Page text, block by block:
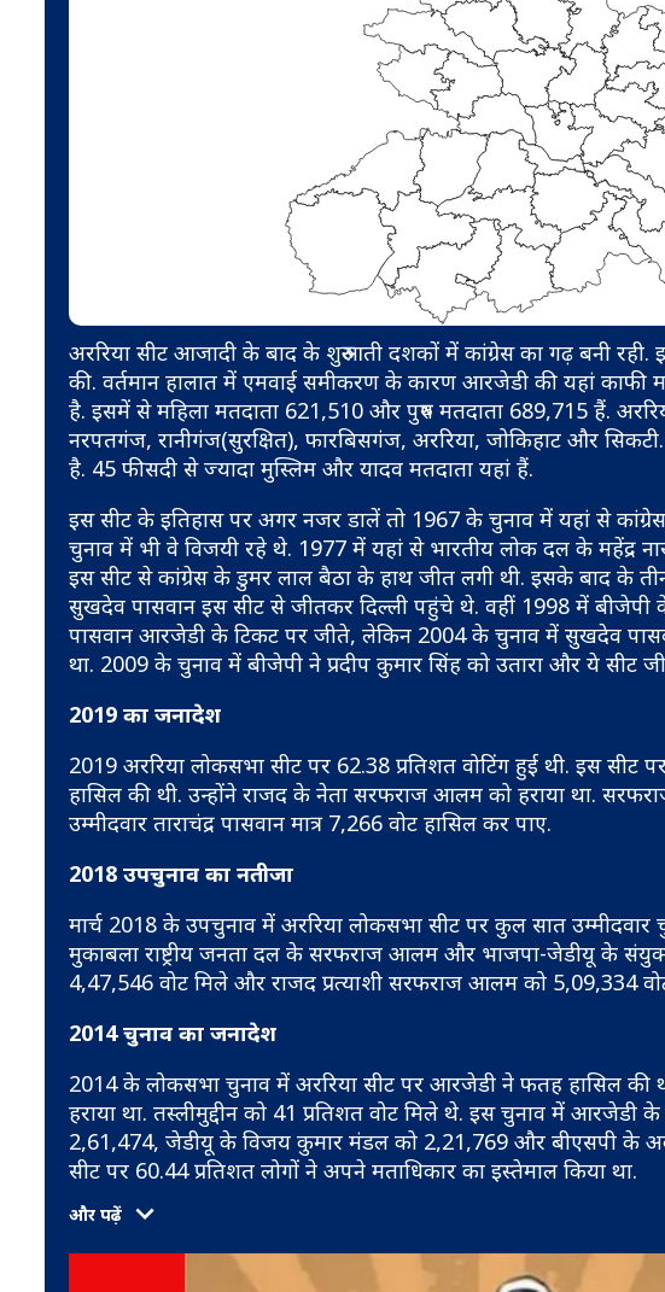
अररिया सीट आजादी के बाद के शुरुआती दशकों में कांग्रेस का गढ़ बनी
की. वर्तमान हालात में एमवाई समीकरण के कारण आरजेडी की यहां काफी
है. इसमें से महिला मतदाता 621,510 और पुरुष मतदाता 689,715 हैं.
नरपतगंज, रानीगंज(सुरक्षित), फारबिसगंज, अररिया, जोकिहाट और
है. 45 फीसदी से ज्यादा मुस्लिम और यादव मतदाता यहां हैं.
इस सीट के इतिहास पर अगर नजर डालें तो 1967 के चुनाव में यहां से
चुनाव में भी वे विजयी रहे थे. 1977 में यहां से भारतीय लोक दल के महेंद्र
इस सीट से कांग्रेस के डुमर लाल बैठा के हाथ जीत लगी थी. इसके बाद के
सुखदेव पासवान इस सीट से जीतकर दिल्ली पहुंचे थे. वहीं 1998 में
पासवान आरजेडी के टिकट पर जीते, लेकिन 2004 के चुनाव में सुखदेव
था. 2009 के चुनाव में बीजेपी ने प्रदीप कुमार सिंह को उतारा और ये सीट
2019 का जनादेश
2019 अररिया लोकसभा सीट पर 62.38 प्रतिशत वोटिंग हुई थी. इस सीट
हासिल की थी. उन्होंने राजद के नेता सरफराज आलम को हराया था.
उम्मीदवार ताराचंद्र पासवान मात्र 7,266 वोट हासिल कर पाए.
2018 उपचुनाव का नतीजा
मार्च 2018 के उपचुनाव में अररिया लोकसभा सीट पर कुल सात
मुकाबला राष्ट्रीय जनता दल के सरफराज आलम और भाजपा-जेडीयू के संयुक्त
4,47,546 वोट मिले और राजद प्रत्याशी सरफराज आलम को 5,09,334
2014 चुनाव का जनादेश
2014 के लोकसभा चुनाव में अररिया सीट पर आरजेडी ने फतह हासिल की
हराया था. तस्लीमुद्दीन को 41 प्रतिशत वोट मिले थे. इस चुनाव में आरजेडी
2,61,474, जेडीयू के विजय कुमार मंडल को 2,21,769 और बीएसपी के
सीट पर 60.44 प्रतिशत लोगों ने अपने मताधिकार का इस्तेमाल किया था.
और पढ़ें